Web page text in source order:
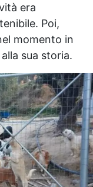
era
Poi,
momento in
sua storia.